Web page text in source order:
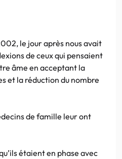
le jour après nous avait
de ceux qui pensaient
âme en acceptant la
et la réduction du nombre
de famille leur ont
étaient en phase avec